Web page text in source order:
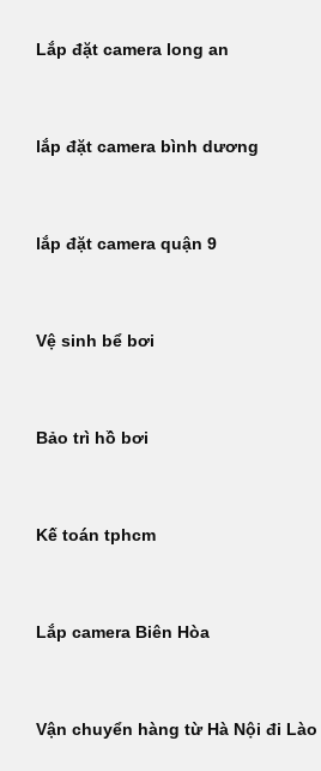
Lắp đặt camera long an
lắp đặt camera bình dương
lắp đặt camera quận 9
Vệ sinh bể bơi
Bảo trì hồ bơi
Kế toán tphcm
Lắp camera Biên Hòa
Vận chuyển hàng từ Hà Nội đi Lào